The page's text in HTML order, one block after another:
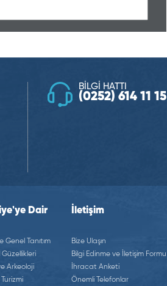
BİLGİ HATTI
(0252) 614 11 15
Dair
Genel Tanıtım
Arkeoloji
İletişim
Bize Ulaşın
Bilgi Edinme ve İletişim Formu
İhracat Anketi
Önemli Telefonlar